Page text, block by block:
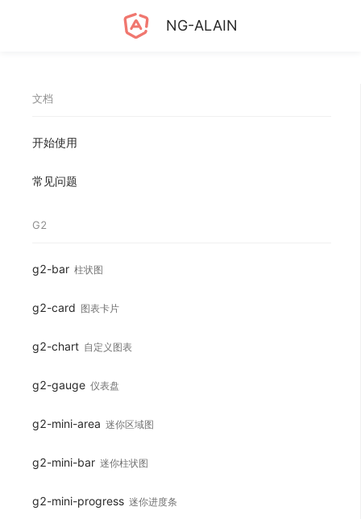
NG-ALAIN
文档
开始使用
常见问题
G2
g2-bar 柱状图
g2-card 图表卡片
g2-chart 自定义图表
g2-gauge 仪表盘
g2-mini-area 迷你区域图
g2-mini-bar 迷你柱状图
g2-mini-progress 迷你进度条